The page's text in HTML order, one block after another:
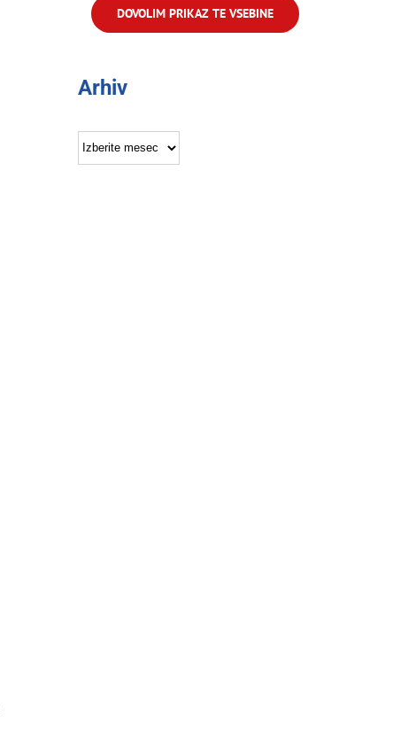
DOVOLIM PRIKAZ TE VSEBINE
Arhiv
Arhiv